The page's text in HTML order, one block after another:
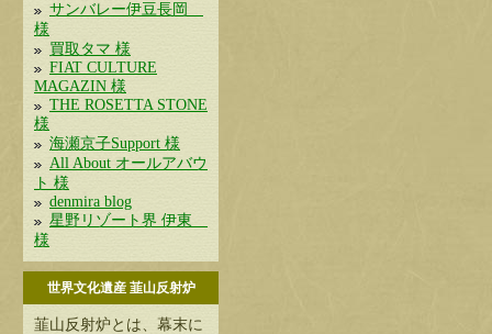
サンバレー伊豆長岡
様
買取タマ 様
FIAT CULTURE
MAGAZIN 様
THE ROSETTA STONE
様
海瀬京子Support 様
All About オールアバウ
ト 様
denmira blog
星野リゾート界 伊東
様
世界文化遺産 韮山反射炉
韮山反射炉とは、幕末に